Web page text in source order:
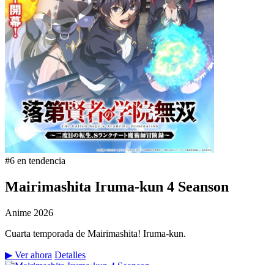
#6 en tendencia
Mairimashita Iruma-kun 4 Seanson
Anime 2026
Cuarta temporada de Mairimashita! Iruma-kun.
▶ Ver ahora Detalles